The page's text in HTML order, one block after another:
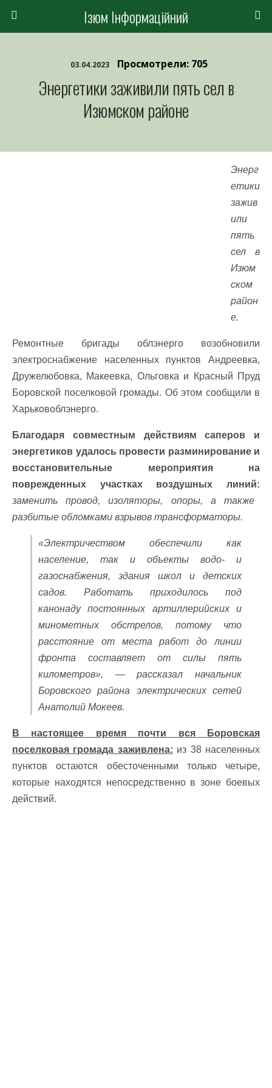
Ізюм Інформаційний
03.04.2023 Просмотрели: 705
Энергетики заживили пять сел в
Изюмском районе
Энерг
етики
зажив
или
пять
сел в
Изюм
ском
район
е.
Ремонтные бригады облэнерго возобновили
электроснабжение населенных пунктов Андреевка,
Дружелюбовка, Макеевка, Ольговка и Красный Пруд
Боровской поселковой громады. Об этом сообщили в
Харьковоблэнерго.
Благодаря совместным действиям саперов и
энергетиков удалось провести разминирование и
восстановительные мероприятия на
поврежденных участках воздушных линий:
заменить провод, изоляторы, опоры, а также
разбитые обломками взрывов трансформаторы.
«Электричеством обеспечили как
население, так и объекты водо- и
газоснабжения, здания школ и детских
садов. Работать приходилось под
канонаду постоянных артиллерийских и
минометных обстрелов, потому что
расстояние от места работ до линии
фронта составляет от силы пять
километров», — рассказал начальник
Боровского района электрических сетей
Анатолий Мокеев.
В настоящее время почти вся Боровская
поселковая громада заживлена: из 38 населенных
пунктов остаются обесточенными только четыре,
которые находятся непосредственно в зоне боевых
действий.